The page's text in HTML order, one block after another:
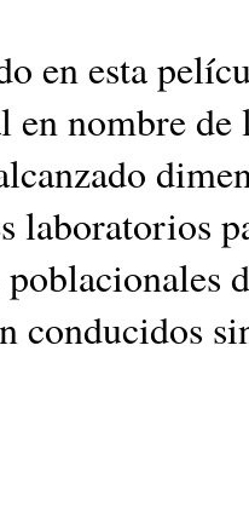
en esta
en nombre
laboratorios
conducidos